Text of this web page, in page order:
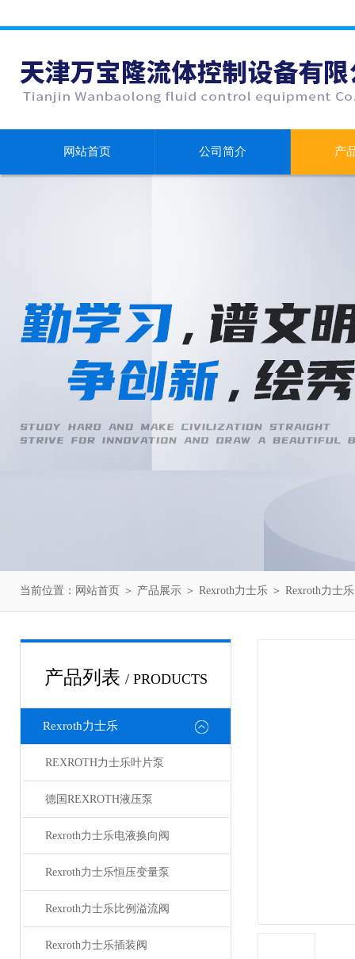
网站首页 公司简介 产
当前位置： 网站首页 ＞ 产品展示 ＞ Rexroth力士乐 ＞ Rexroth力士
产品列表 / PRODUCTS
Rexroth力士乐
REXROTH力士乐叶片泵
德国REXROTH液压泵
Rexroth力士乐电液换向阀
Rexroth力士乐恒压变量泵
Rexroth力士乐比例溢流阀
Rexroth力士乐插装阀